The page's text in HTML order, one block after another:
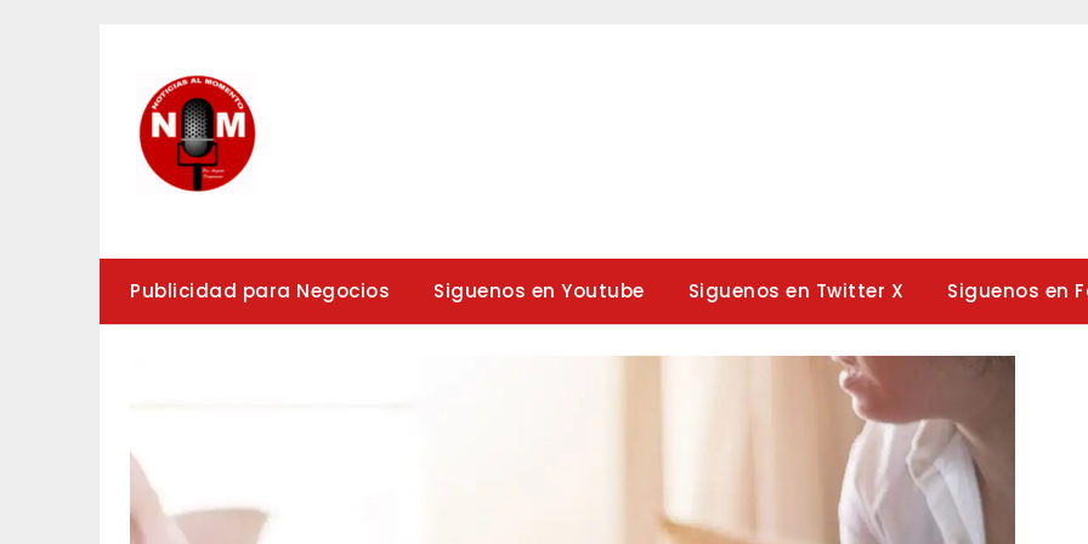
Publicidad para Negocios Siguenos en Youtube Siguenos en Twitter X Siguenos en